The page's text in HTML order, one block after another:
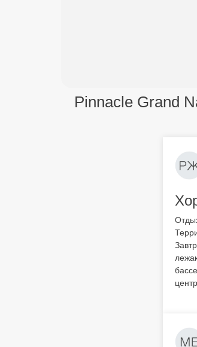
Pinnacle Grand